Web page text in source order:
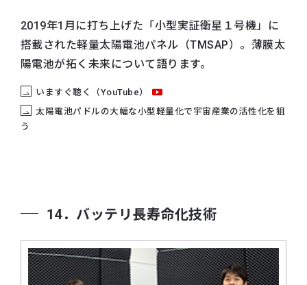
2019年1月に打ち上げた「小型実証衛星１号機」に
搭載された軽量太陽電池パネル（TMSAP）。薄膜太
陽電池が拓く未来について語ります。
いますぐ聴く（YouTube）
太陽電池パドルの大幅な小型軽量化で宇宙産業の活性化を狙
う
14．バッテリ長寿命化技術